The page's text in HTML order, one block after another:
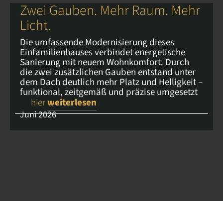
Zwei Gauben. Mehr Raum. Mehr
Licht.
Die umfassende Modernisierung dieses
Einfamilienhauses verbindet energetische
Sanierung mit neuem Wohnkomfort. Durch
die zwei zusätzlichen Gauben entstand unter
dem Dach deutlich mehr Platz und Helligkeit –
funktional, zeitgemäß und präzise umgesetzt
hierweiterlesen
Juni 2026